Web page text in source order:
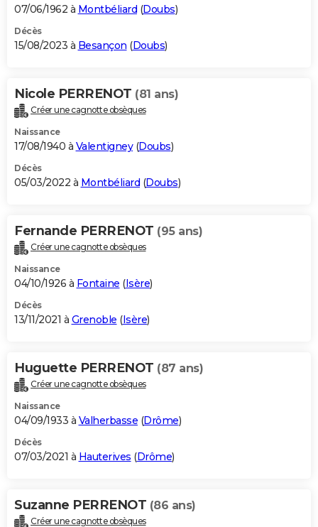
07/06/1962 à Montbéliard (Doubs)
Décès
15/08/2023 à Besançon (Doubs)
Nicole PERRENOT (81 ans)
Créer une cagnotte obsèques
Naissance
17/08/1940 à Valentigney(Doubs)
Décès
05/03/2022 à Montbéliard (Doubs)
Fernande PERRENOT (95 ans)
Créer une cagnotte obsèques
Naissance
04/10/1926 à Fontaine (Isère)
Décès
13/11/2021 à Grenoble (Isère)
Huguette PERRENOT (87 ans)
Créer une cagnotte obsèques
Naissance
04/09/1933 à Valherbasse (Drôme)
Décès
07/03/2021 à Hauterives (Drôme)
Suzanne PERRENOT (86 ans)
Créer une cagnotte obsèques